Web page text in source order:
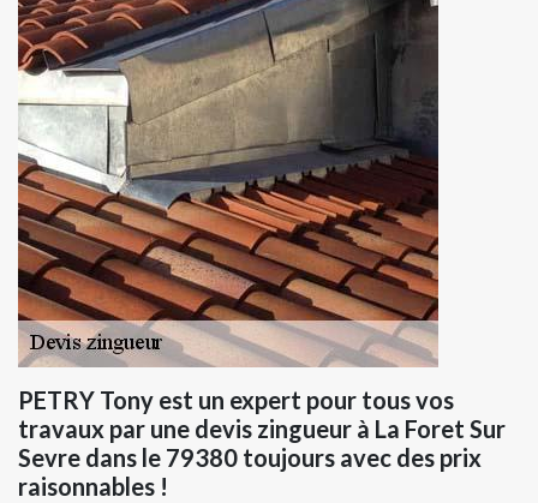
PETRY Tony est un expert pour tous vos
travaux par une devis zingueur à La Foret Sur
Sevre dans le 79380 toujours avec des prix
raisonnables !